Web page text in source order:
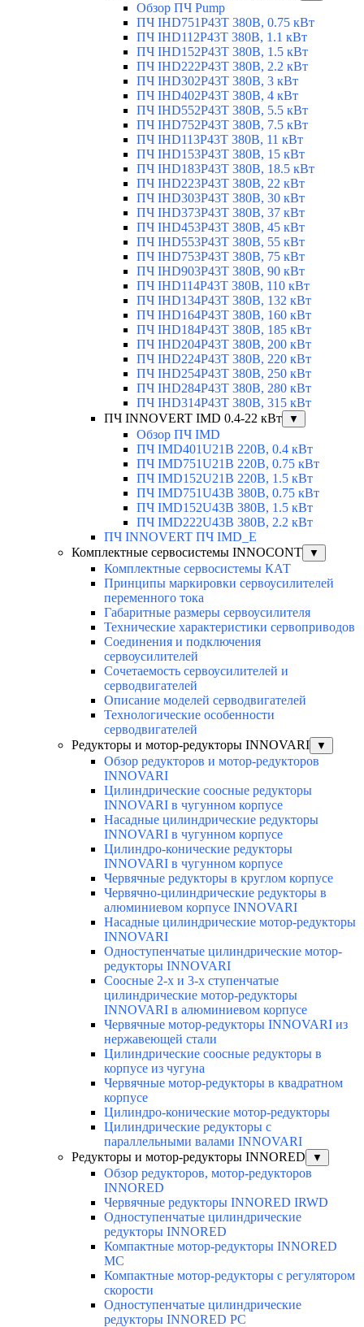
Обзор ПЧ Pump
ПЧ IHD751P43T 380В, 0.75 кВт
ПЧ IHD112P43T 380В, 1.1 кВт
ПЧ IHD152P43T 380В, 1.5 кВт
ПЧ IHD222P43T 380В, 2.2 кВт
ПЧ IHD302P43T 380В, 3 кВт
ПЧ IHD402P43T 380В, 4 кВт
ПЧ IHD552P43T 380В, 5.5 кВт
ПЧ IHD752P43T 380В, 7.5 кВт
ПЧ IHD113P43T 380В, 11 кВт
ПЧ IHD153P43T 380В, 15 кВт
ПЧ IHD183P43T 380В, 18.5 кВт
ПЧ IHD223P43T 380В, 22 кВт
ПЧ IHD303P43T 380В, 30 кВт
ПЧ IHD373P43T 380В, 37 кВт
ПЧ IHD453P43T 380В, 45 кВт
ПЧ IHD553P43T 380В, 55 кВт
ПЧ IHD753P43T 380В, 75 кВт
ПЧ IHD903P43T 380В, 90 кВт
ПЧ IHD114P43T 380В, 110 кВт
ПЧ IHD134P43T 380В, 132 кВт
ПЧ IHD164P43T 380В, 160 кВт
ПЧ IHD184P43T 380В, 185 кВт
ПЧ IHD204P43T 380В, 200 кВт
ПЧ IHD224P43T 380В, 220 кВт
ПЧ IHD254P43T 380В, 250 кВт
ПЧ IHD284P43T 380В, 280 кВт
ПЧ IHD314P43T 380В, 315 кВт
ПЧ INNOVERT IMD 0.4-22 кВт
▼
Обзор ПЧ IMD
ПЧ IMD401U21B 220В, 0.4 кВт
ПЧ IMD751U21B 220В, 0.75 кВт
ПЧ IMD152U21B 220В, 1.5 кВт
ПЧ IMD751U43B 380В, 0.75 кВт
ПЧ IMD152U43B 380В, 1.5 кВт
ПЧ IMD222U43B 380В, 2.2 кВт
ПЧ INNOVERT ПЧ IMD_E
Комплектные сервосистемы INNOCONT
▼
Комплектные сервосистемы КАТ
Принципы маркировки сервоусилителей
переменного тока
Габаритные размеры сервоусилителя
Технические характеристики сервоприводов
Соединения и подключения
сервоусилителей
Сочетаемость сервоусилителей и
серводвигателей
Описание моделей серводвигателей
Технологические особенности
серводвигателей
Редукторы и мотор-редукторы INNOVARI
▼
Обзор редукторов и мотор-редукторов
INNOVARI
Цилиндрические соосные редукторы
INNOVARI в чугунном корпусе
Насадные цилиндрические редукторы
INNOVARI в чугунном корпусе
Цилиндро-конические редукторы
INNOVARI в чугунном корпусе
Червячные редукторы в круглом корпусе
Червячно-цилиндрические редукторы в
алюминиевом корпусе INNOVARI
Насадные цилиндрические мотор-редукторы
INNOVARI
Одноступенчатые цилиндрические мотор-
редукторы INNOVARI
Соосные 2-х и 3-х ступенчатые
цилиндрические мотор-редукторы
INNOVARI в алюминиевом корпусе
Червячные мотор-редукторы INNOVARI из
нержавеющей стали
Цилиндрические соосные редукторы в
корпусе из чугуна
Червячные мотор-редукторы в квадратном
корпусе
Цилиндро-конические мотор-редукторы
Цилиндрические редукторы с
параллельными валами INNOVARI
Редукторы и мотор-редукторы INNORED
▼
Обзор редукторов, мотор-редукторов
INNORED
Червячные редукторы INNORED IRWD
Одноступенчатые цилиндрические
редукторы INNORED
Компактные мотор-редукторы INNORED
MC
Компактные мотор-редукторы с регулятором
скорости
Одноступенчатые цилиндрические
редукторы INNORED PC